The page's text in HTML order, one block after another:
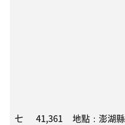
七
41,361
地點：澎湖縣